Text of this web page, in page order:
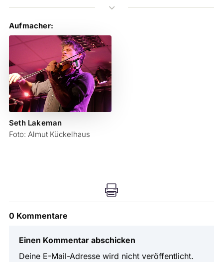
3
Aufmacher:
Seth Lakeman
Foto: Almut Kückelhaus

0 Kommentare
Einen Kommentar abschicken
Deine E-Mail-Adresse wird nicht veröffentlicht.